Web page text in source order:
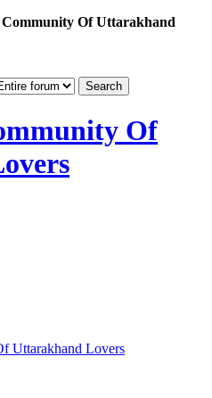
Of Uttarakhand
Of
Uttarakhand Lovers